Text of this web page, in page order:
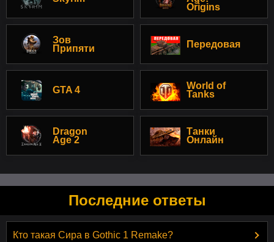
Origins
Зов
Припяти
Передовая
GTA 4
World of
Tanks
Dragon
Age 2
Танки
Онлайн
Последние ответы
Кто такая Сира в Gothic 1 Remake?